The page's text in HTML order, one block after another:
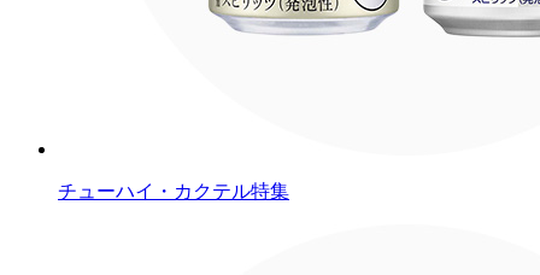
チューハイ・カクテル特集